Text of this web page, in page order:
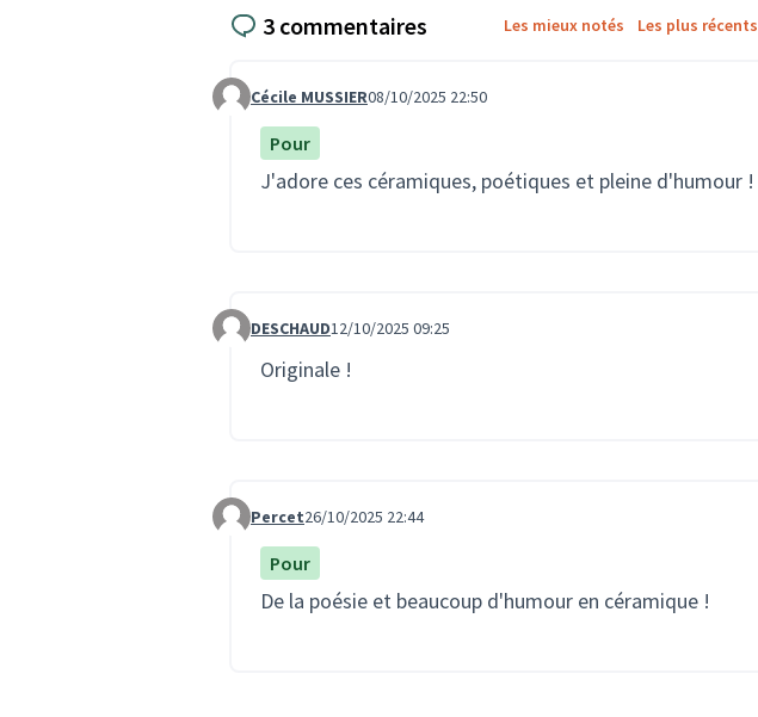
3 commentaires Les mieux notés Les plus récents
Commentaire 3796
Cécile MUSSIER08/10/2025 22:50
Pour
J'adore ces céramiques, poétiques et pleine d'humour !
Commentaire 3847
DESCHAUD12/10/2025 09:25
Originale !
Commentaire 3972
Percet26/10/2025 22:44
Pour
De la poésie et beaucoup d'humour en céramique !